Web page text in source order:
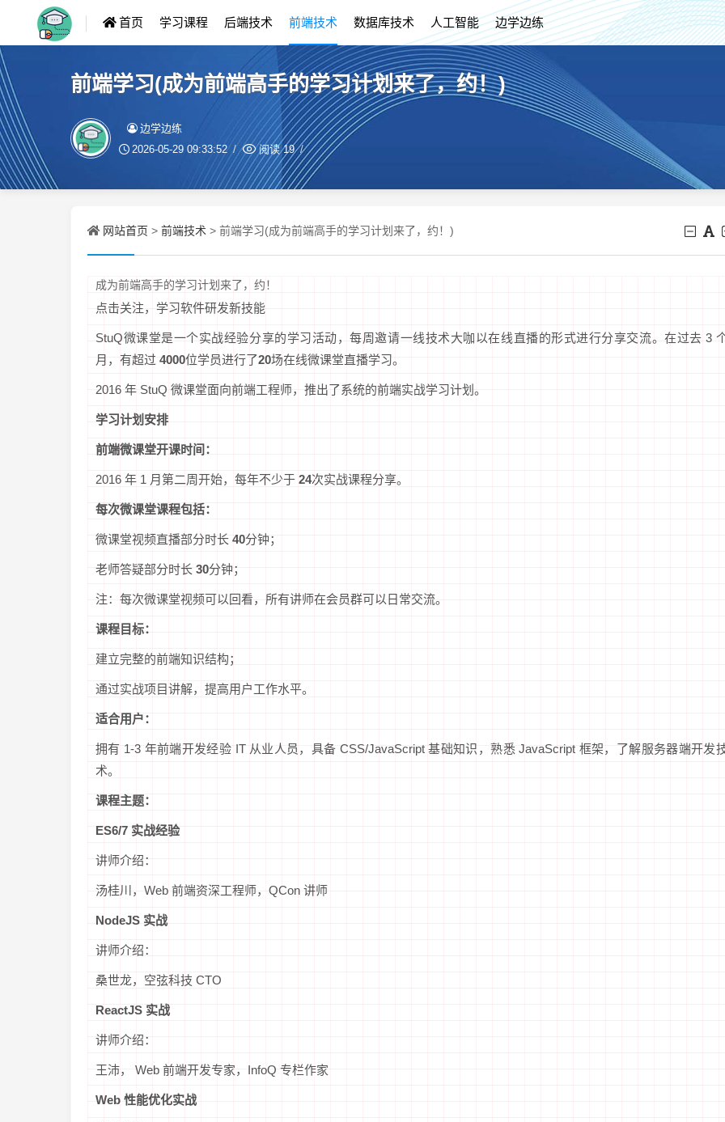
首页 学习课程 后端技术 前端技术 数据库技术 人工智能 边学边练
前端学习(成为前端高手的学习计划来了，约！)
边学边练
2026-05-29 09:33:52 阅读19
网站首页 > 前端技术 > 前端学习(成为前端高手的学习计划来了，约！)
成为前端高手的学习计划来了，约！
点击关注，学习软件研发新技能
StuQ微课堂是一个实战经验分享的学习活动，每周邀请一线技术大咖以在线直播的形式进行分享交流。在过去 3
月，有超过 4000位学员进行了20场在线微课堂直播学习。
2016 年 StuQ 微课堂面向前端工程师，推出了系统的前端实战学习计划。
学习计划安排
前端微课堂开课时间：
2016 年 1 月第二周开始，每年不少于 24次实战课程分享。
每次微课堂课程包括：
微课堂视频直播部分时长 40分钟；
老师答疑部分时长 30分钟；
注：每次微课堂视频可以回看，所有讲师在会员群可以日常交流。
课程目标：
建立完整的前端知识结构；
通过实战项目讲解，提高用户工作水平。
适合用户：
拥有 1-3 年前端开发经验 IT 从业人员，具备 CSS/JavaScript 基础知识，熟悉 JavaScript 框架，了解服务器端开发
术。
课程主题：
ES6/7 实战经验
讲师介绍：
汤桂川，Web 前端资深工程师，QCon 讲师
NodeJS 实战
讲师介绍：
桑世龙，空弦科技 CTO
ReactJS 实战
讲师介绍：
王沛， Web 前端开发专家，InfoQ 专栏作家
Web 性能优化实战